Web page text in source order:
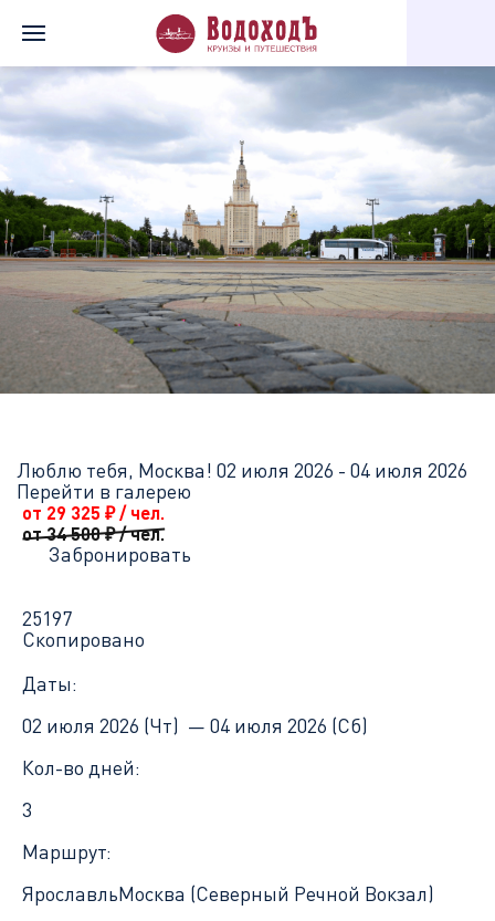
Люблю тебя, Москва! 02 июля 2026 - 04 июля 2026
Перейти в галерею
от 29 325 ₽/ чел.
от 34 500₽/ чел.
Забронировать
25197
Скопировано
Даты:
02 июля 2026 (Чт) — 04 июля 2026 (Сб)
Кол-во дней:
3
Маршрут:
ЯрославльМосква (Северный Речной Вокзал)